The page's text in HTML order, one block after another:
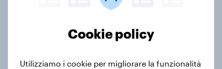
preferite in Europa occidentale?
Cookie policy
Utilizziamo i cookie per migliorare la funzionalità